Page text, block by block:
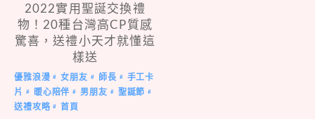
2022實用聖誕交換禮
物！20種台灣高CP質感
驚喜，送禮小天才就懂這
樣送
優雅浪漫 # 女朋友 # 師長 #
手工卡
片
# 暖心陪伴 # 男朋友 # 聖誕節 #
送禮攻略 #
首頁